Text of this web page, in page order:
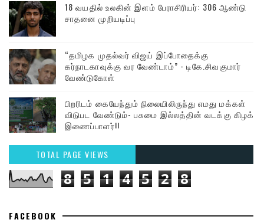
18 வயதில் உலகின் இளம் பேராசிரியர்: 306 ஆண்டு
சாதனை முறியடிப்பு
“தமிழக முதல்வர் விஜய் இப்போதைக்கு
கர்நாடகாவுக்கு வர வேண்டாம்” - டிகே.சிவகுமார்
வேண்டுகோள்
பிறரிடம் கையேந்தும் நிலையிலிருந்து எமது மக்கள்
விடுபட வேண்டும்- பசுமை இல்லத்தின் வடக்கு கிழக்கு
இணைப்பாளர்!!
TOTAL PAGE VIEWS
8 5 1 4 5 2 8
FACEBOOK